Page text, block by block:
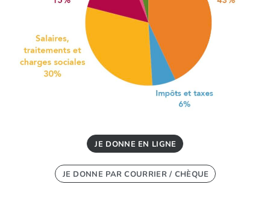
JE DONNE EN LIGNE
JE DONNE PAR COURRIER / CHÈQUE